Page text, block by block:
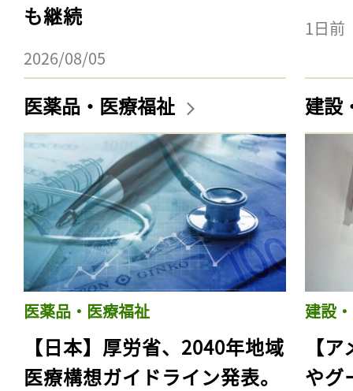
も継続
2026/08/05
1日前
医薬品・医療福祉
医薬品・医療福祉
【日本】厚労省、2040年地域
医療構想ガイドライン発表。
建設
建設
【
やグ